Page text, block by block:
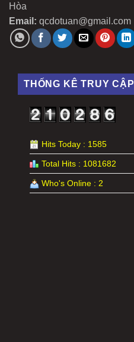
Hòa
Email: qcdotuan@gmail.com
THỐNG KÊ TRUY CẬP
Hits Today : 1585
Total Hits : 1081682
Who's Online : 2